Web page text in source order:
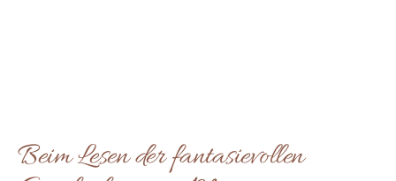
Beim Lesen der fantasievollen